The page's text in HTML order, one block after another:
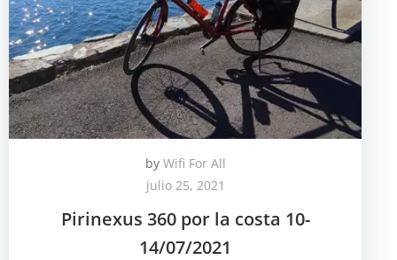
by Wifi For All
julio 25, 2021
Pirinexus 360 por la costa 10-
14/07/2021